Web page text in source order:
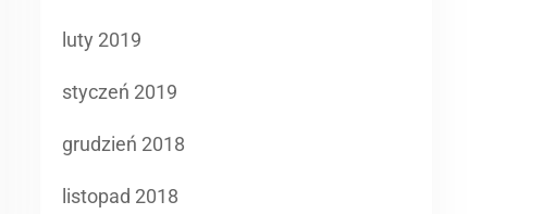
luty 2019
styczeń 2019
grudzień 2018
listopad 2018